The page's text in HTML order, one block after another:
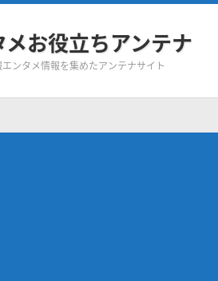
メお役立ちアンテナ
ンタメ情報を集めたアンテナサイト